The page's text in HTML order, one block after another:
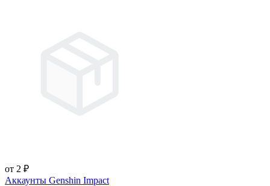
от 2 ₽
Аккаунты Genshin Impact